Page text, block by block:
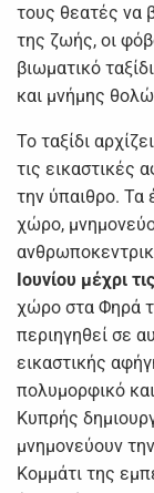
τους θεατές να
της ζωής, οι
βιωματικό
και μνήμης
Το ταξίδι
τις εικαστικές
την ύπαιθρο. Τα
χώρο,
Ιουνίου μέχρι
χώρο στα Φηρά
περιηγηθεί σε
εικαστικής
πολυμορφικό
Κυπρής
μνημονεύουν
Κομμάτι της